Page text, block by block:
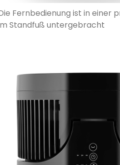
Fernbedienung ist in einer
Standfuß untergebracht